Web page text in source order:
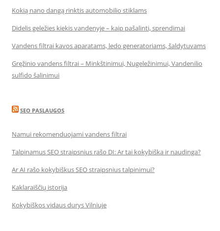
Kokią nano dangą rinktis automobilio stiklams
Didelis geležies kiekis vandenyje – kaip pašalinti, sprendimai
Vandens filtrai kavos aparatams, ledo generatoriams, šaldytuvams
Gręžinio vandens filtrai – Minkštinimui, Nugeležinimui, Vandenilio
sulfido šalinimui
SEO PASLAUGOS
Namui rekomenduojami vandens filtrai
Talpinamus SEO straipsnius rašo DI: Ar tai kokybiška ir naudinga?
Ar AI rašo kokybiškus SEO straipsnius talpinimui?
Kaklaraiščių istorija
Kokybiškos vidaus durys Vilniuje